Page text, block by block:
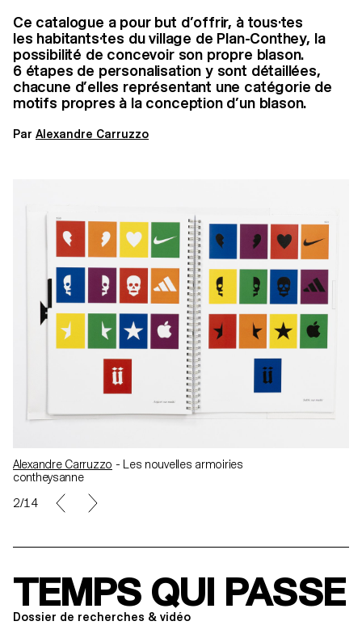
Ce catalogue a pour but d’offrir, à tous·tes
les habitants·tes du village de Plan-Conthey, la
possibilité de concevoir son propre blason.
6 étapes de personalisation y sont détaillées,
chacune d’elles représentant une catégorie de
motifs propres à la conception d’un blason.
Par Alexandre Carruzzo
Alexandre Carruzzo - Les nouvelles armoiries
contheysanne
3/14
TEMPS QUI PASSE
Dossier de recherches & vidéo